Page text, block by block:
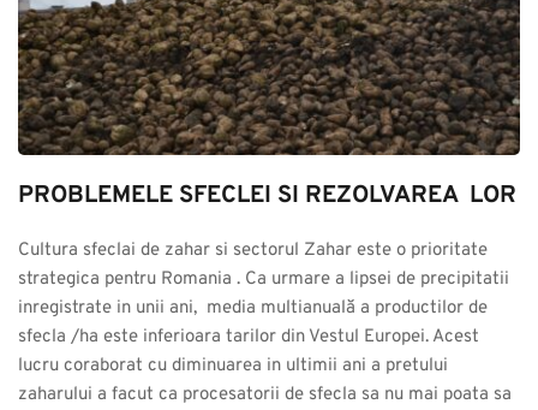
PROBLEMELE SFECLEI SI REZOLVAREA  LOR
Cultura sfeclai de zahar si sectorul Zahar este o prioritate
strategica pentru Romania . Ca urmare a lipsei de precipitatii
inregistrate in unii ani,  media multianuală a productilor de
sfecla /ha este inferioara tarilor din Vestul Europei. Acest
lucru coraborat cu diminuarea in ultimii ani a pretului
zaharului a facut ca procesatorii de sfecla sa nu mai poata sa